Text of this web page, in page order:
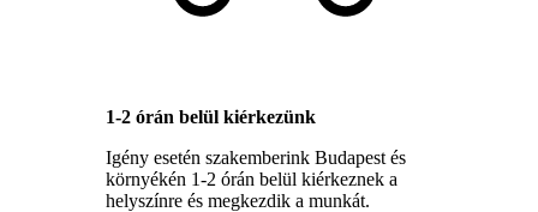
1-2 órán belül kiérkezünk
Igény esetén szakemberink Budapest és
környékén 1-2 órán belül kiérkeznek a
helyszínre és megkezdik a munkát.